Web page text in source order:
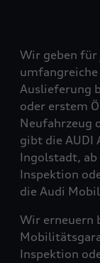
Wir geben für
Auslieferung
oder erstem
Neufahrzeug
gibt die AUDI
Ingolstadt,
Inspektion
die Audi
Wir erneuern
Inspektion